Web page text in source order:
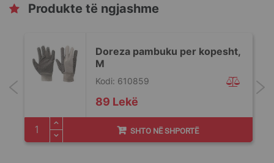
Produkte të ngjashme
Doreza pambuku per kopesht,
M
89 Lekë
Kodi: 610859
SHTO NË SHPORTË